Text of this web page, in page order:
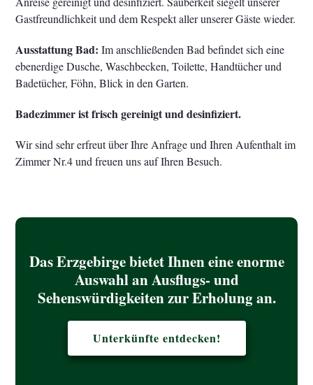
Gastfreundlichkeit und dem Respekt aller unserer Gäste wieder.
Ausstattung Bad: Im anschließenden Bad befindet sich eine
ebenerdige Dusche, Waschbecken, Toilette, Handtücher und
Badetücher, Föhn, Blick in den Garten.
Badezimmer ist frisch gereinigt und desinfiziert.
Wir sind sehr erfreut über Ihre Anfrage und Ihren Aufenthalt im
Zimmer Nr.4 und freuen uns auf Ihren Besuch.
Das Erzgebirge bietet Ihnen eine enorme
Auswahl an Ausflugs- und
Sehenswürdigkeiten zur Erholung an.
Unterkünfte entdecken!